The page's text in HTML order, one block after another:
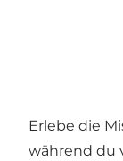
Erlebe die
während du